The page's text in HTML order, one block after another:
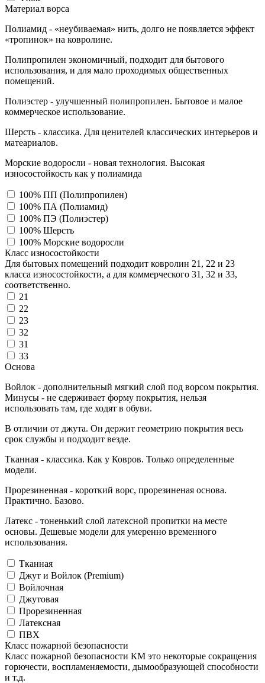
Материал ворса
Полиамид - «неубиваемая» нить, долго не появляется эффект
«тропинок» на ковролине.
Полипропилен экономичный, подходит для бытового
использования, и для мало проходимых общественных
помещений.
Полиэстер - улучшенный полипропилен. Бытовое и малое
коммерческое использование.
Шерсть - классика. Для ценителей классических интерьеров и
матеариалов.
Морские водоросли - новая технология. Высокая
износостойкость как у полиамида
100% ПП (Полипропилен)
100% ПА (Полиамид)
100% ПЭ (Полиэстер)
100% Шерсть
100% Морские водоросли
Класс износостойкости
Для бытовых помещений подходит ковролин 21, 22 и 23
класса износостойкости, а для коммерческого 31, 32 и 33,
соответственно.
21
22
23
32
31
33
Основа
Войлок - дополнительный мягкий слой под ворсом покрытия.
Минусы - не сдерживает форму покрытия, нельзя
использовать там, где ходят в обуви.
В отличии от джута. Он держит геометрию покрытия весь
срок службы и подходит везде.
Тканная - классика. Как у Ковров. Только определенные
модели.
Прорезиненная - короткий ворс, прорезиненая основа.
Практично. Базово.
Латекс - тоненький слой латексной пропитки на месте
основы. Дешевые модели для умеренно временного
использования.
Тканная
Джут и Войлок (Premium)
Войлочная
Джутовая
Прорезиненная
Латексная
ПВХ
Класс пожарной безопасности
Класс пожарной безопасности КМ это некоторые сокращения
горючести, воспламеняемости, дымообразующей способности
и т.д.